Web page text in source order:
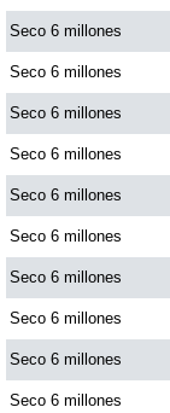
Seco 6 millones
Seco 6 millones
Seco 6 millones
Seco 6 millones
Seco 6 millones
Seco 6 millones
Seco 6 millones
Seco 6 millones
Seco 6 millones
Seco 6 millones